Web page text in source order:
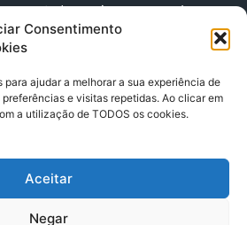
Consentimento
ajudar a melhorar a sua experiência de
e visitas repetidas. Ao clicar em
a utilização de TODOS os cookies.
Aceitar
Negar
contada, envie-nos agora!
CNPJ: 04.901.141/0001-36 End .
2301, Ed. Rogério Fernandez – Sala